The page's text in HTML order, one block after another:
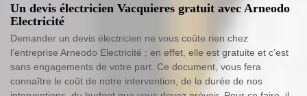
Un devis électricien Vacquieres gratuit avec Arneodo
Electricité
Demander un devis électricien ne vous coûte rien chez
l’entreprise Arneodo Electricité ; en effet, elle est gratuite et c’est
sans engagements de votre part. Ce document, vous fera
connaître le coût de notre intervention, de la durée de nos